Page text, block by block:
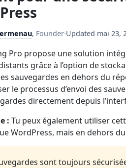
, Founder·Updated mai 23,
Pro propose une solution
grâce à l’option de
sauvegardes en dehors du
le processus d’envoi des
directement depuis
:Tu peux également utiliser
WordPress, mais en dehors
sont toujours